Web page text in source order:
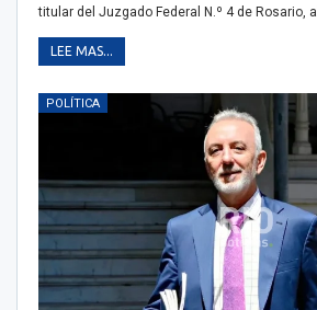
titular del Juzgado Federal N.º 4 de Rosario,
LEE MAS...
POLÍTICA